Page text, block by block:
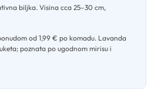
biljka. Visina cca 25–30 cm,
od 1,99 € po komadu. Lavanda
poznata po ugodnom mirisu i